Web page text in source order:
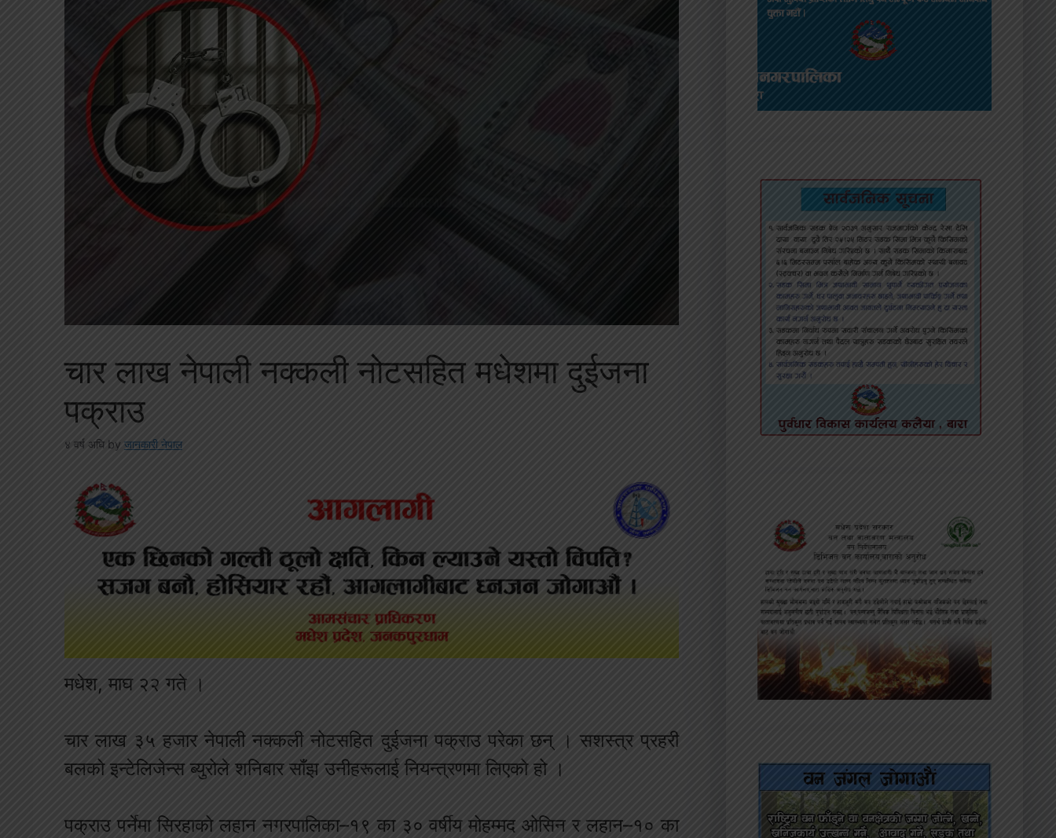
चार लाख नेपाली नक्कली नोटसहित मधेशमा दुईजना
पक्राउ
४ वर्ष अघि by जानकारी नेपाल
मधेश, माघ २२ गते ।
चार लाख ३५ हजार नेपाली नक्कली नोटसहित दुईजना पक्राउ परेका छन् । सशस्त्र प्रहरी
बलको इन्टेलिजेन्स ब्युरोले शनिबार साँझ उनीहरूलाई नियन्त्रणमा लिएको हो ।
पक्राउ पर्नेमा सिरहाको लहान नगरपालिका–१९ का ३० वर्षीय मोहम्मद ओसिन र लहान–१० का